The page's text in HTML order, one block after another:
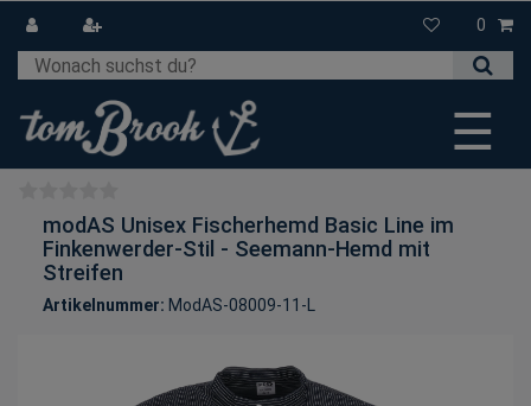
0
☰
modAS Unisex Fischerhemd Basic Line im
Finkenwerder-Stil - Seemann-Hemd mit
Streifen
Artikelnummer: ModAS-08009-11-L